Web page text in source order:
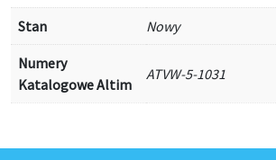
Stan Nowy
Numery
Katalogowe Altim
ATVW-5-1031